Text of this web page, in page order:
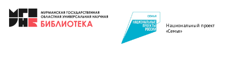
Национальный проект
«Семья»